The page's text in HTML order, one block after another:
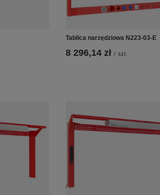
Tablica narzędziowa N223-03-E
8 296,14 zł / szt.